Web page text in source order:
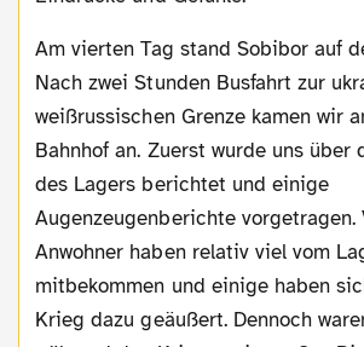
Am vierten Tag stand Sobibor auf dem Programm.
Nach zwei Stunden Busfahrt zur
weißrussischen Grenze kamen wir
Bahnhof an. Zuerst wurde uns über
des Lagers berichtet und einige
Augenzeugenberichte vorgetragen.
Anwohner haben relativ viel vom
mitbekommen und einige haben
Krieg dazu geäußert. Dennoch